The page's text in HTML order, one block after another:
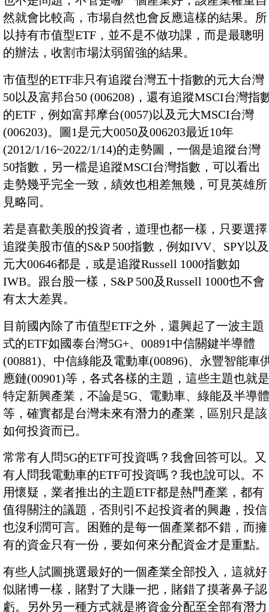
然就會比較高，市場自然也會反應這樣的結果。所
以持有市值型ETF，並不是不做功課，而是最聰明
的辦法，收割市場汰弱留強的結果。
市值型的ETF非只有追蹤台灣五十指數的元大台灣
50以及富邦台50 (006208)，還有追蹤MSCI台灣指
的ETF，例如富邦摩台(0057)以及元大MSCI台灣
(006203)。圖1是元大0050及006203最近10年
(2012/1/16~2022/1/14)的走勢圖，一個是追蹤台灣
50指數，另一檔是追蹤MSCI台灣指數，可以看出
走勢幾乎完全一致，績效也相差無幾，可見英雄所
見略同。
若是喜歡美股的投資者，道理也都一樣，只要選擇
追蹤美股市值的S&P 500指數，例如IVV、SPY以及
元大00646都是，或是追蹤Russell 1000指數如
IWB。跟台股一樣，S&P 500及Russell 1000也不會
有太大差異。
目前國內除了市值型ETF之外，還興起了一波主題
式的ETF如國泰台灣5G+、00891中信關鍵半導體
(00881)、中信綠能及電動車(00896)、永豐智能車
應鏈(00901)等，各式各樣的主題，這些主題也就是
特定新興產業，不論是5G、電動車、綠能及半導體
等，確實都是台灣未來有潛力的產業，區別只是該
如何投資而已。
常常有人問5G的ETF可投資嗎？我會回答可以。又
有人問我電動車的ETF可投資嗎？我也說可以。不
用懷疑，業者推出的主題ETF都是熱門產業，都有
值得關注的議題，否則引不起投資者的興趣，投信
也沒利潤可言。困難的是每一個產業都不錯，而擁
有的資金只有一份，要如何來分配資金才是重點。
有些人試圖挑選最好的一個產業全部投入，這就好
似賭博一樣，賭對了大賺一把，賭錯了摸著鼻子認
虧。另外另一種方式就是將資金分配至全部有潛力